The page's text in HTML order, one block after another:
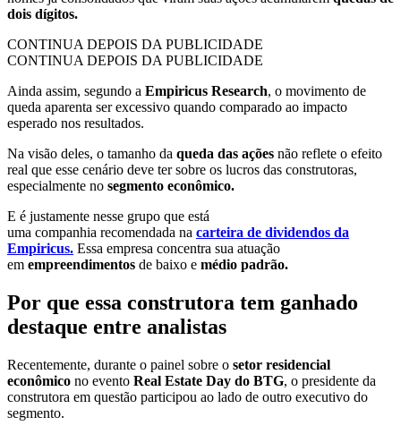
dois dígitos.
CONTINUA DEPOIS DA PUBLICIDADE
CONTINUA DEPOIS DA PUBLICIDADE
Ainda assim, segundo a Empiricus Research, o movimento de
queda aparenta ser excessivo quando comparado ao impacto
esperado nos resultados.
Na visão deles, o tamanho da queda das ações não reflete o efeito
real que esse cenário deve ter sobre os lucros das construtoras,
especialmente no segmento econômico.
E é justamente nesse grupo que está
uma companhia recomendada na carteira de dividendos da
Empiricus. Essa empresa concentra sua atuação
em empreendimentos de baixo e médio padrão.
Por que essa construtora tem ganhado
destaque entre analistas
Recentemente, durante o painel sobre o setor residencial
econômico no evento Real Estate Day do BTG, o presidente da
construtora em questão participou ao lado de outro executivo do
segmento.